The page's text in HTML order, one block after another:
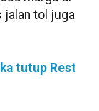
jalan tol juga
tutup Rest